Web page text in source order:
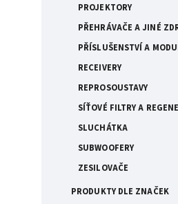
PROJEKTORY
PŘEHRÁVAČE A JINÉ
PŘÍSLUŠENSTVÍ A
RECEIVERY
REPROSOUSTAVY
SÍŤOVÉ FILTRY A
SLUCHÁTKA
SUBWOOFERY
ZESILOVAČE
PRODUKTY DLE ZNAČEK